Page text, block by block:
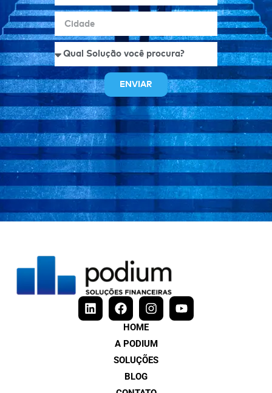
ENVIAR
HOME
A PODIUM
SOLUÇÕES
BLOG